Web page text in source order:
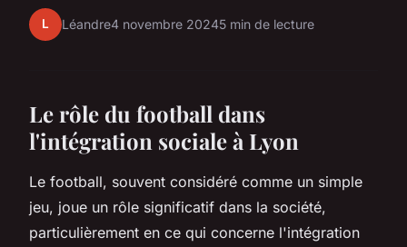
L Léandre4 novembre 20245 min de lecture
Le rôle du football dans
l'intégration sociale à Lyon
Le football, souvent considéré comme un simple
jeu, joue un rôle significatif dans la société,
particulièrement en ce qui concerne l'intégration